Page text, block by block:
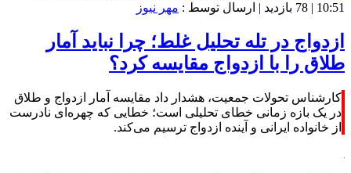
10:51 |
78 بازدید | ارسال توسط : مهر نیوز
ازدواج در تله تحلیل‌ غلط؛ چرا نباید آمار
طلاق را با ازدواج مقایسه کرد؟
کارشناس تحولات جمعیت، هشدار داد مقایسه آمار ازدواج و طلاق
در یک بازه زمانی خطای تحلیلی است؛ خطایی که چهره‌ای نادرست
از خانواده ایرانی و آینده ازدواج ترسیم می‌کند.